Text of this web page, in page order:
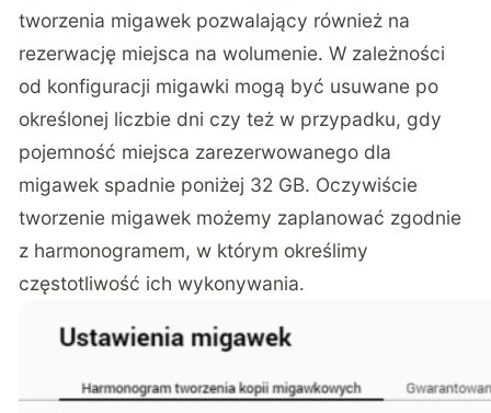
tworzenia migawek pozwalający również na
rezerwację miejsca na wolumenie. W zależności
od konfiguracji migawki mogą być usuwane po
określonej liczbie dni czy też w przypadku, gdy
pojemność miejsca zarezerwowanego dla
migawek spadnie poniżej 32 GB. Oczywiście
tworzenie migawek możemy zaplanować zgodnie
z harmonogramem, w którym określimy
częstotliwość ich wykonywania.